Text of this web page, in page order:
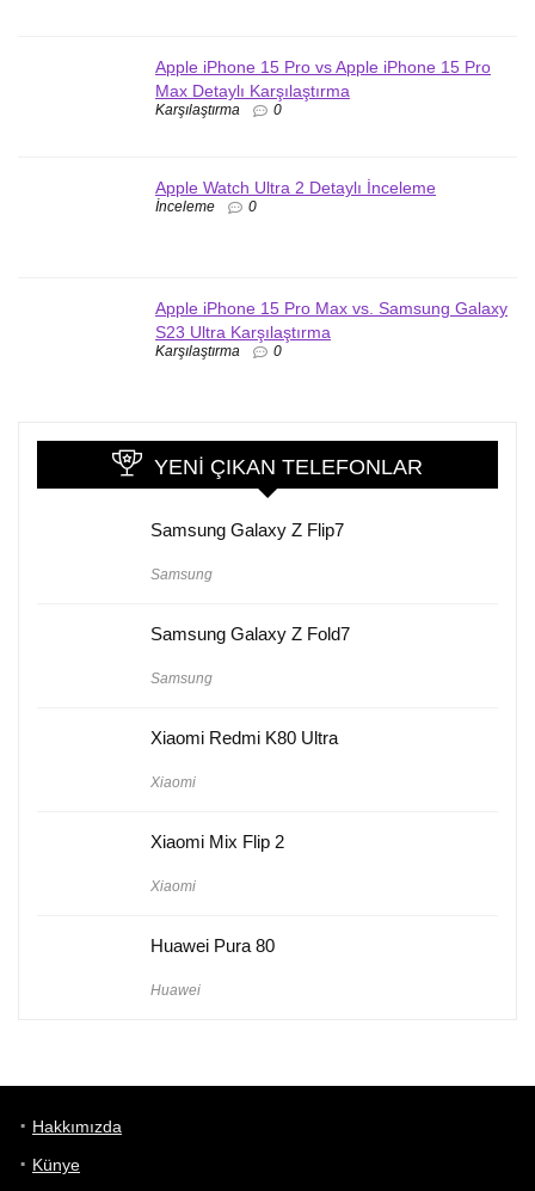
Apple iPhone 15 Pro vs Apple iPhone 15 Pro
Max Detaylı Karşılaştırma
Karşılaştırma 0
Apple Watch Ultra 2 Detaylı İnceleme
İnceleme 0
Apple iPhone 15 Pro Max vs. Samsung Galaxy
S23 Ultra Karşılaştırma
Karşılaştırma 0
YENI ÇIKAN TELEFONLAR
Samsung Galaxy Z Flip7
Samsung
Samsung Galaxy Z Fold7
Samsung
Xiaomi Redmi K80 Ultra
Xiaomi
Xiaomi Mix Flip 2
Xiaomi
Huawei Pura 80
Huawei
Hakkımızda
Künye